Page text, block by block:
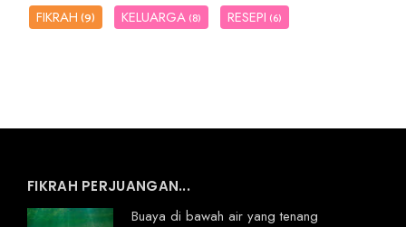
FIKRAH(9) KELUARGA (8) RESEPI (6)
FIKRAH PERJUANGAN...
Buaya di bawah air yang tenang